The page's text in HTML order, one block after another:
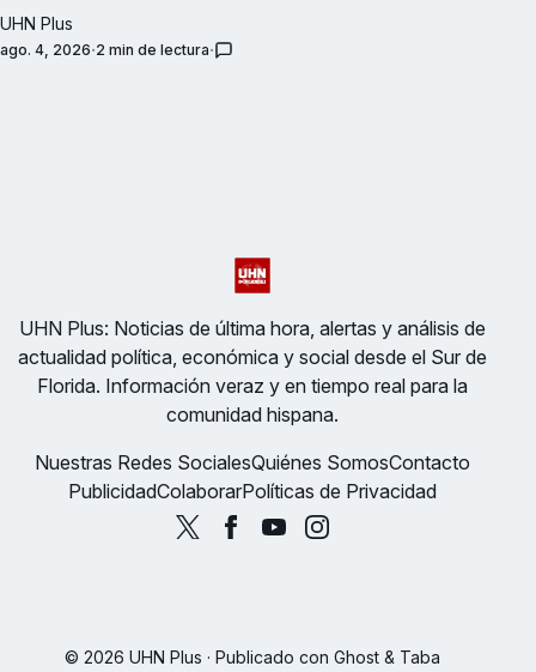
UHN Plus
ago. 4, 2026 2 min de lectura
UHN Plus: Noticias de última hora, alertas y análisis de
actualidad política, económica y social desde el Sur de
Florida. Información veraz y en tiempo real para la
comunidad hispana.
Nuestras Redes SocialesQuiénes SomosContacto
PublicidadColaborarPolíticas de Privacidad
© 2026 UHN Plus · Publicado con Ghost& Taba